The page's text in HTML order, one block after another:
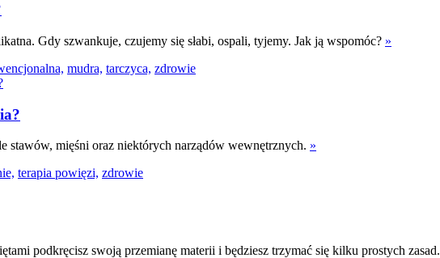
Gdy szwankuje, czujemy się słabi, ospali, tyjemy. Jak ją wspomóc? »
mudra, tarczyca, zdrowie
mięśni oraz niektórych narządów wewnętrznych. »
terapia powięzi, zdrowie
podkręcisz swoją przemianę materii i będziesz trzymać się kilku prostych zasad.